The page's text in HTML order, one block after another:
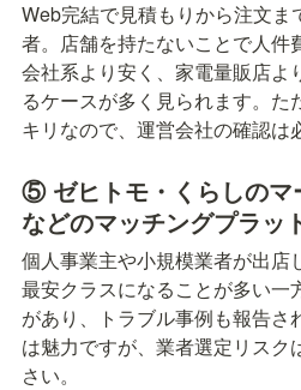
Web完結で見積もりから注文ま
者。店舗を持たないことで人件
会社系より安く、家電量販店よ
るケースが多く見られます。た
キリなので、運営会社の確認は
⑤ ゼヒトモ・くらしのマ
などのマッチングプラッ
個人事業主や小規模業者が出店
最安クラスになることが多い一
があり、トラブル事例も報告さ
は魅力ですが、業者選定リスク
さい。